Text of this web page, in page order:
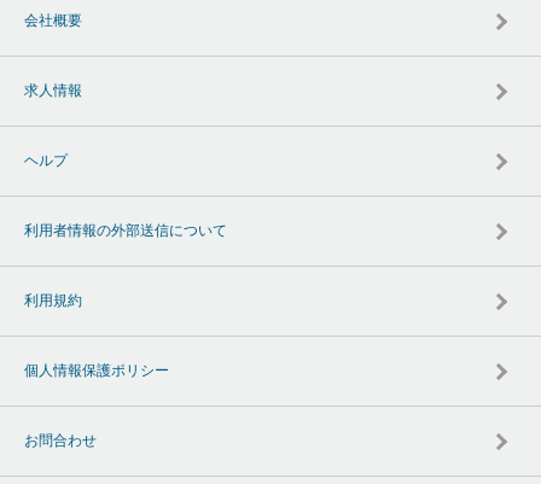
会社概要
求人情報
ヘルプ
利用者情報の外部送信について
利用規約
個人情報保護ポリシー
お問合わせ